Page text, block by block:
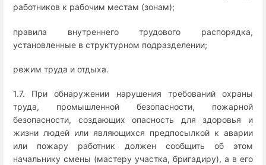
работников к рабочим местам (зонам);
правила внутреннего трудового распорядка,
установленные в структурном подразделении;
режим труда и отдыха.
1.7. При обнаружении нарушения требований охраны
труда, промышленной безопасности, пожарной
безопасности, создающих опасность для здоровья и
жизни людей или являющихся предпосылкой к аварии
или пожару работник должен сообщить об этом
начальнику смены (мастеру участка, бригадиру), а в его